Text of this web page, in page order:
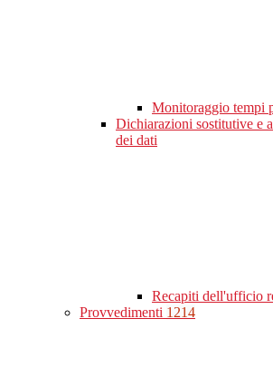
Monitoraggio tempi
Dichiarazioni sostitutive e
dei dati
Recapiti dell'ufficio
Provvedimenti 1214